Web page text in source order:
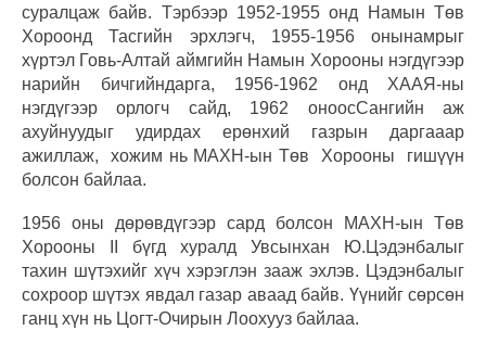
суралцаж байв. Тэрбээр 1952-1955 онд Намын Төв
Хороонд Тасгийн эрхлэгч, 1955-1956 онынамрыг
хүртэл Говь-Алтай аймгийн Намын Хорооны нэгдүгээр
нарийн бичгийндарга, 1956-1962 онд ХААЯ-ны
нэгдүгээр орлогч сайд, 1962 оноосСангийн аж
ахуйнуудыг удирдах ерөнхий газрын даргааар
ажиллаж, хожим нь МАХН-ын Төв Хорооны гишүүн
болсон байлаа.
1956 оны дөрөвдүгээр сард болсон МАХН-ын Төв
Хорооны II бүгд хуралд Увсынхан Ю.Цэдэнбалыг
тахин шүтэхийг хүч хэрэглэн зааж эхлэв. Цэдэнбалыг
сохроор шүтэх явдал газар аваад байв. Үүнийг сөрсөн
ганц хүн нь Цогт-Очирын Лоохууз байлаа.